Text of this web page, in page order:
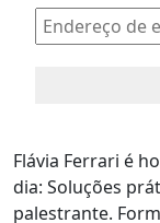
Flávia Ferrari é
dia: Soluções
palestrante.